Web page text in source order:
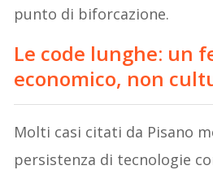
punto di biforcazione.
Le code lunghe: un
economico, non
Molti casi citati da Pisano
persistenza di tecnologie